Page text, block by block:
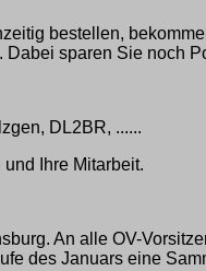
bestellen,
sparen Sie noch
DL2BR, ......
Ihre Mitarbeit.
An alle OV-
des Januars eine